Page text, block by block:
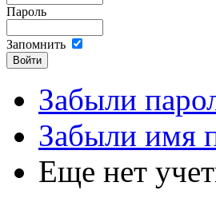
Пароль
Запомнить
Забыли
Забыли имя
Еще нет